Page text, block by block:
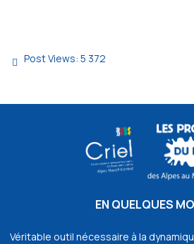
Post Views: 5 372
EN QUELQUES
Véritable outil nécessaire à la